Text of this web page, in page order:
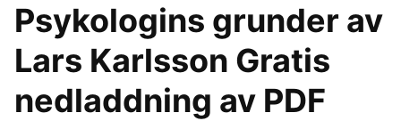
Psykologins grunder av
Lars Karlsson Gratis
nedladdning av PDF